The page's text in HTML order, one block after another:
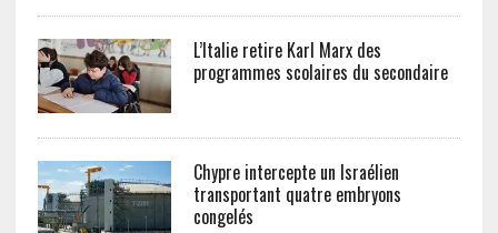
L’Italie retire Karl Marx des
programmes scolaires du secondaire
Chypre intercepte un Israélien
transportant quatre embryons
congelés